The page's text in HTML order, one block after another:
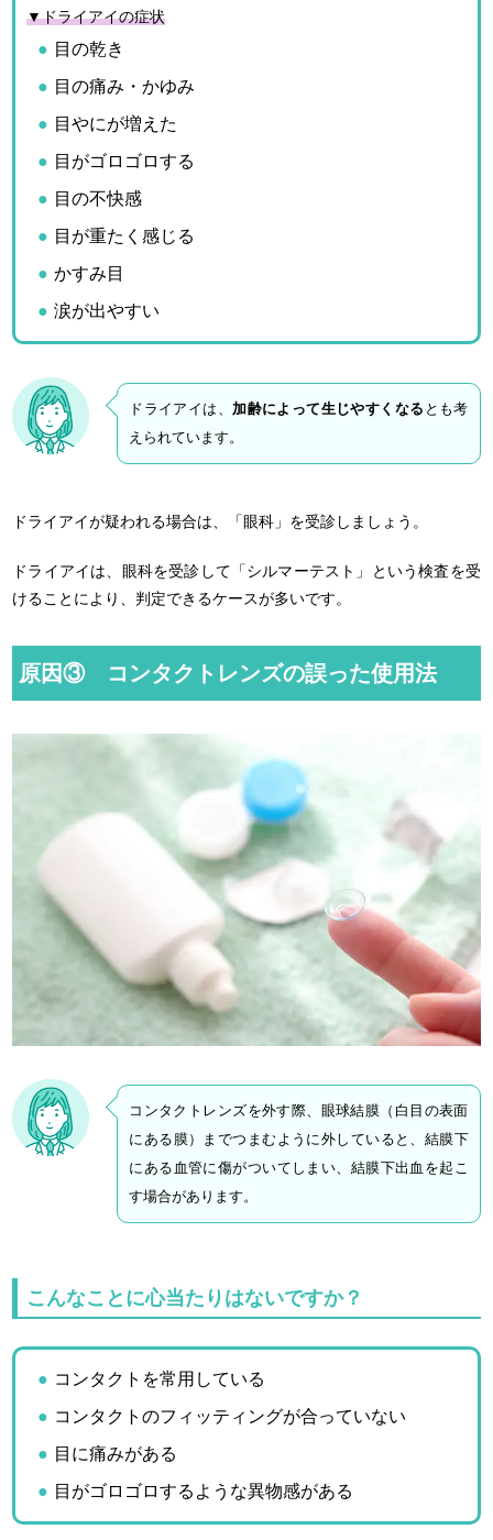
▼ドライアイの症状
目の乾き
目の痛み・かゆみ
目やにが増えた
目がゴロゴロする
目の不快感
目が重たく感じる
かすみ目
涙が出やすい
ドライアイは、加齢によって生じやすくなる とも考
えられています。
ドライアイが疑われる場合は、「眼科」を受診しましょう。
ドライアイは、眼科を受診して「シルマーテスト」という検査を受
けることにより、判定できるケースが多いです。
原因③ コンタクトレンズの誤った使用法
コンタクトレンズを外す際、眼球結膜（白目の表面
にある膜）までつまむように外していると、結膜下
にある血管に傷がついてしまい、結膜下出血を起こ
す場合があります。
こんなことに心当たりはないですか？
コンタクトを常用している
コンタクトのフィッティングが合っていない
目に痛みがある
目がゴロゴロするような異物感がある